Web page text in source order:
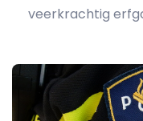
veerkrachtig